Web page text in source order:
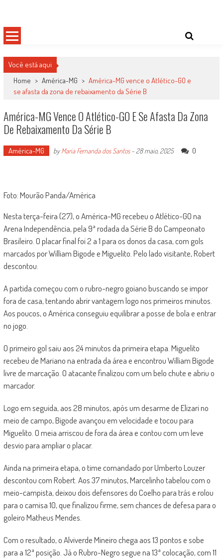
content
Você está aqui
Home > América-MG > América-MG vence o Atlético-GO e
se afasta da zona de rebaixamento da Série B
América-MG Vence O Atlético-GO E Se Afasta Da Zona
De Rebaixamento Da Série B
América-MG byMaria Fernanda dos Santos- 28 maio, 2025 0
Foto: Mourão Panda/América
Nesta terça-feira (27), o América-MG recebeu o Atlético-GO na
Arena Independência, pela 9ª rodada da Série B do Campeonato
Brasileiro. O placar final foi 2 a 1 para os donos da casa, com gols
marcados por William Bigode e Miguelito. Pelo lado visitante, Robert
descontou.
A partida começou com o rubro-negro goiano buscando se impor
fora de casa, tentando abrir vantagem logo nos primeiros minutos.
Aos poucos, o América conseguiu equilibrar a posse de bola e entrar
no jogo.
O primeiro gol saiu aos 24 minutos da primeira etapa. Miguelito
recebeu de Mariano na entrada da área e encontrou William Bigode
livre de marcação. O atacante finalizou com um belo chute e abriu o
marcador.
Logo em seguida, aos 28 minutos, após um desarme de Elizari no
meio de campo, Bigode avançou em velocidade e tocou para
Miguelito. O meia arriscou de fora da área e contou com um leve
desvio para ampliar o placar.
Ainda na primeira etapa, o time comandado por Umberto Louzer
descontou com Robert. Aos 37 minutos, Marcelinho tabelou com o
meio-campista, deixou dois defensores do Coelho para trás e rolou
para o camisa 10, que finalizou firme, sem chances de defesa para o
goleiro Matheus Mendes.
Com o resultado, o Alviverde Mineiro chega aos 13 pontos e sobe
para a 12ª posição. Já o Rubro-Negro segue na 13ª colocação, com 11